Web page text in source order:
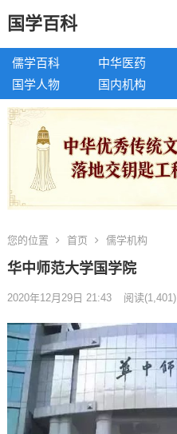
国学百科
儒学百科 中华医药
国学人物
国内机构
您的位置 首页 儒学机构
华中师范大学国学院
2020年12月29日 21:43 阅读(1,401)